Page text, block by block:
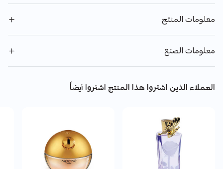
معلومات المنتج
معلومات الصنع
العملاء الذين اشتروا هذا المنتج اشتروا أيضاً